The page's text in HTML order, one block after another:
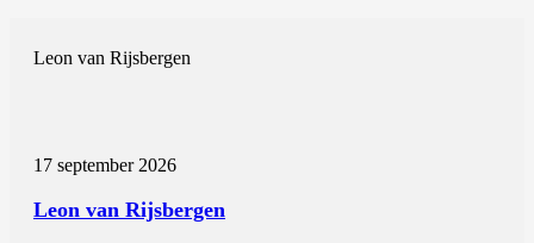
Leon van Rijsbergen
17 september 2026
Leon van Rijsbergen